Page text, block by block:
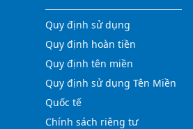
Quy định sử dụng
Quy định hoàn tiền
Quy định tên miền
Quy định sử dụng Tên Miền
Quốc tế
Chính sách riêng tư